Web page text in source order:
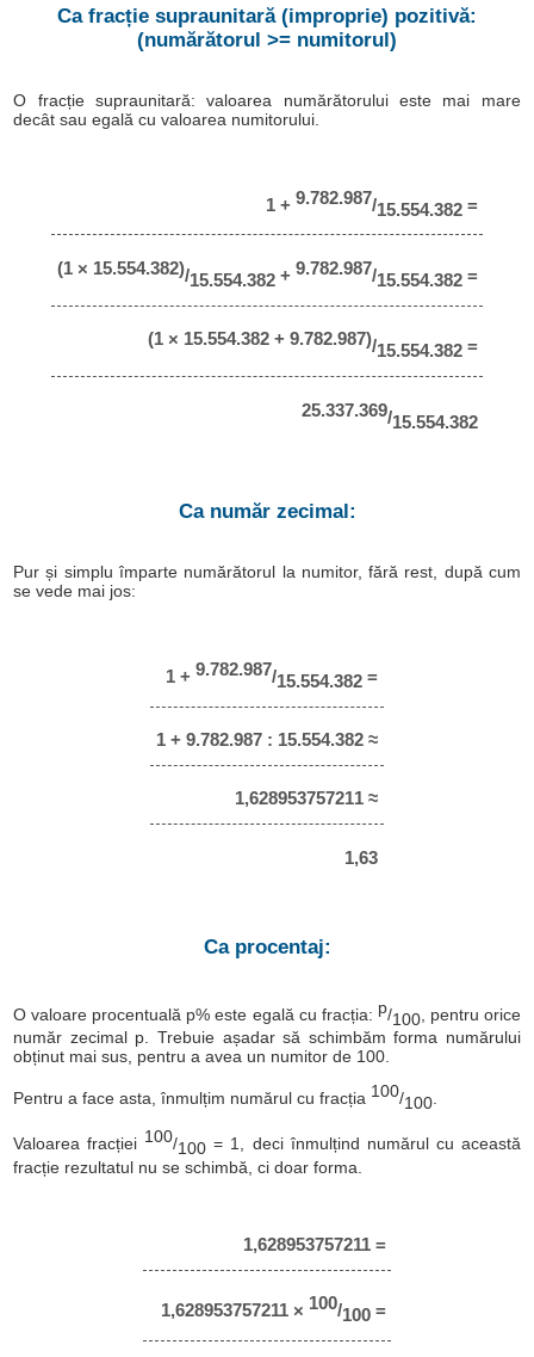
Ca fracție supraunitară (improprie) pozitivă:
(numărătorul >= numitorul)
O fracție supraunitară: valoarea numărătorului este mai mare
decât sau egală cu valoarea numitorului.
1 + 9.782.987/15.554.382=
(1 × 15.554.382)/15.554.382+ 9.782.987/15.554.382=
(1 × 15.554.382 + 9.782.987)/15.554.382=
25.337.369/15.554.382
Ca număr zecimal:
Pur și simplu împarte numărătorul la numitor, fără rest, după cum
se vede mai jos:
1 + 9.782.987/15.554.382 =
1 + 9.782.987 : 15.554.382 ≈
1,628953757211 ≈
1,63
Ca procentaj:
O valoare procentuală p% este egală cu fracția: p/100, pentru orice
număr zecimal p. Trebuie așadar să schimbăm forma numărului
obținut mai sus, pentru a avea un numitor de 100.
Pentru a face asta, înmulțim numărul cu fracția 100/100
Valoarea fracției 100/100 = 1, deci înmulțind numărul cu această
fracție rezultatul nu se schimbă, ci doar forma.
1,628953757211 =
1,628953757211 × 100/100=